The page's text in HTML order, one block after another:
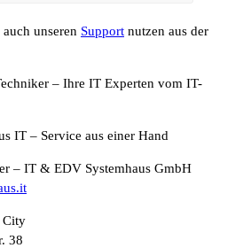
unseren Support nutzen aus der
– Ihre IT Experten vom IT-
IT – Service aus einer Hand
– IT & EDV Systemhaus GmbH
City
38